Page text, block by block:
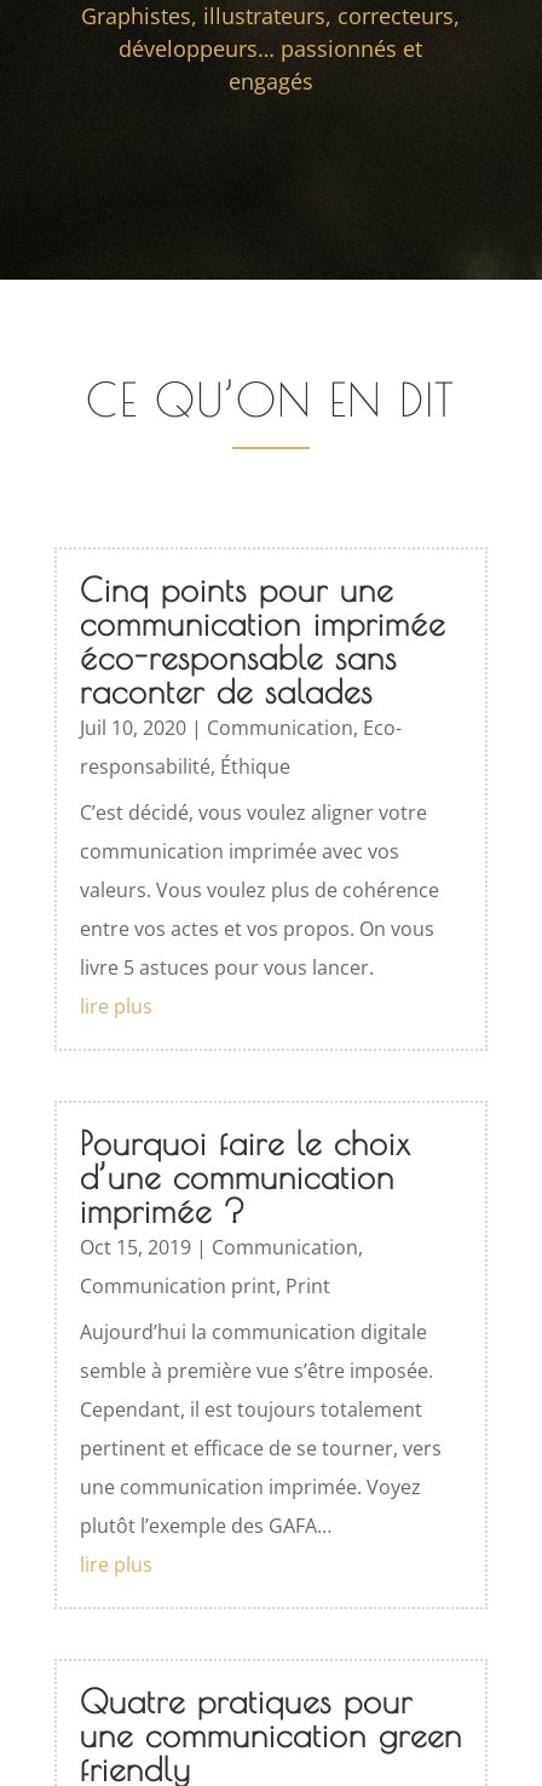
Graphistes, illustrateurs, correcteurs,
développeurs… passionnés et
engagés
CE QU’ON EN DIT
Cinq points pour une
communication imprimée
éco-responsable sans
raconter de salades
Juil 10, 2020| Communication, Eco-
responsabilité, Éthique
C’est décidé, vous voulez aligner votre
communication imprimée avec vos
valeurs. Vous voulez plus de cohérence
entre vos actes et vos propos. On vous
livre 5 astuces pour vous lancer.
lire plus
Pourquoi faire le choix
d’une communication
imprimée ?
Oct 15, 2019| Communication,
Communication print, Print
Aujourd’hui la communication digitale
semble à première vue s’être imposée.
Cependant, il est toujours totalement
pertinent et efficace de se tourner, vers
une communication imprimée. Voyez
plutôt l’exemple des GAFA…
lire plus
Quatre pratiques pour
une communication green
friendly